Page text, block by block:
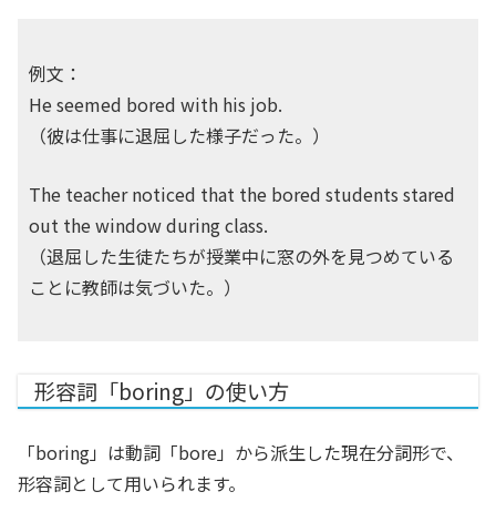
例文：
He seemed bored with his job.
（彼は仕事に退屈した様子だった。）
The teacher noticed that the bored students stared
out the window during class.
（退屈した生徒たちが授業中に窓の外を見つめている
ことに教師は気づいた。）
形容詞「boring」の使い方
「boring」は動詞「bore」から派生した現在分詞形で、
形容詞として用いられます。